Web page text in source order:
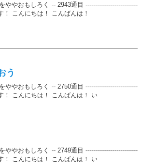
ややおもしろく -- 2943通目 ---------------------------
！ こんにちは！ こんばんは！
う
ややおもしろく -- 2750通目 ---------------------------
！ こんにちは！ こんばんは！ い
ややおもしろく -- 2749通目 ---------------------------
！ こんにちは！ こんばんは！ い